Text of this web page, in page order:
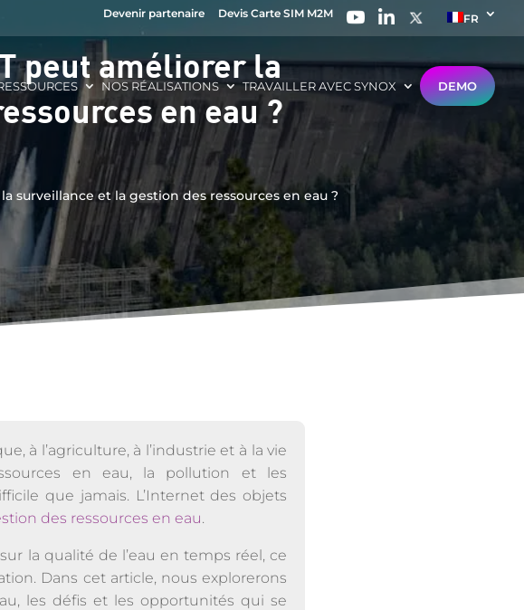
Devenir partenaire Devis Carte SIM M2M FR
NOS RÉALISATIONS TRAVAILLER AVEC SYNOX DEMO
peut améliorer la
en eau ?
surveillance et la gestion des ressources en eau ?
à l’agriculture, à l’industrie et à la vie
en eau, la pollution et les
que jamais. L’Internet des objets
des ressources en eau.
la qualité de l’eau en temps réel, ce
Dans cet article, nous explorerons
les défis et les opportunités qui se